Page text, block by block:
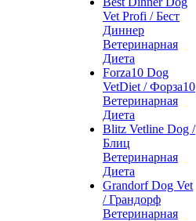
Vet Profi / Бест
Диннер
Ветеринарная
Диета
Forza10 Dog
VetDiet / Форза10
Ветеринарная
Диета
Blitz Vetline Dog /
Блиц
Ветеринарная
Диета
Grandorf Dog Vet
/ Грандорф
Ветеринарная